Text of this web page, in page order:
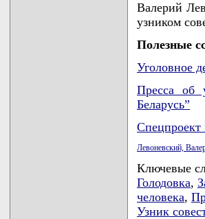
Валерий
узником
Полезные
Уголовное
Пресса об
Беларусь”
Спецпроект
Левоневский,
Ключевые
Голодовка,
человека,
Узник